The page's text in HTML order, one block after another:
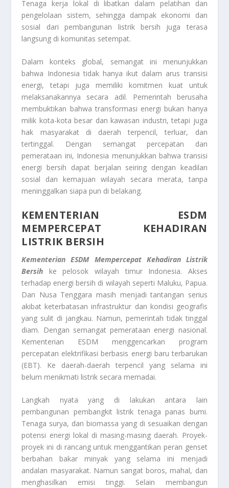
Tenaga kerja lokal di libatkan dalam pelatihan dan
pengelolaan sistem, sehingga dampak ekonomi dan
sosial dari pembangunan listrik bersih juga terasa
langsung di komunitas setempat.
Dalam konteks global, semangat ini menunjukkan
bahwa Indonesia tidak hanya ikut dalam arus transisi
energi, tetapi juga memiliki komitmen kuat untuk
melaksanakannya secara adil. Pemerintah berusaha
membuktikan bahwa transformasi energi bukan hanya
milik kota-kota besar dan kawasan industri, tetapi juga
hak masyarakat di daerah terpencil, terluar, dan
tertinggal. Dengan semangat percepatan dan
pemerataan ini, Indonesia menunjukkan bahwa transisi
energi bersih dapat berjalan seiring dengan keadilan
sosial dan kemajuan wilayah secara merata, tanpa
meninggalkan siapa pun di belakang.
KEMENTERIAN ESDM
MEMPERCEPAT KEHADIRAN
LISTRIK BERSIH
Kementerian ESDM Mempercepat Kehadiran Listrik
Bersih ke pelosok wilayah timur Indonesia. Akses
terhadap energi bersih di wilayah seperti Maluku, Papua.
Dan Nusa Tenggara masih menjadi tantangan serius
akibat keterbatasan infrastruktur dan kondisi geografis
yang sulit di jangkau. Namun, pemerintah tidak tinggal
diam. Dengan semangat pemerataan energi nasional.
Kementerian ESDM menggencarkan program
percepatan elektrifikasi berbasis energi baru terbarukan
(EBT). Ke daerah-daerah terpencil yang selama ini
belum menikmati listrik secara memadai.
Langkah nyata yang di lakukan antara lain
pembangunan pembangkit listrik tenaga panas bumi.
Tenaga surya, dan biomassa yang di sesuaikan dengan
potensi energi lokal di masing-masing daerah. Proyek-
proyek ini di rancang untuk menggantikan peran genset
berbahan bakar minyak yang selama ini menjadi
andalan masyarakat. Namun sangat boros, mahal, dan
menghasilkan emisi tinggi. Selain membangun